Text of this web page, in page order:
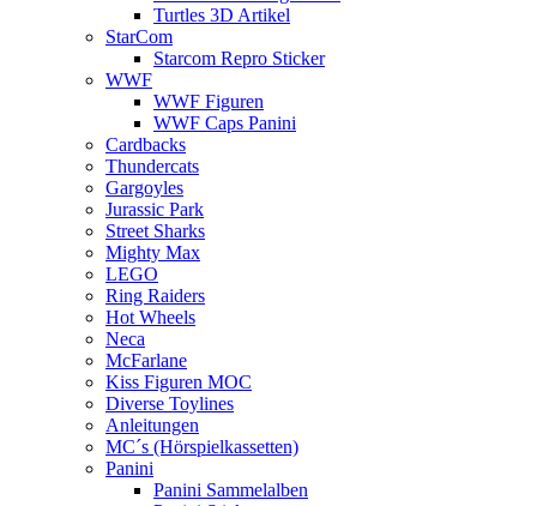
Turtles 3D Artikel
StarCom
Starcom Repro Sticker
WWF
WWF Figuren
WWF Caps Panini
Cardbacks
Thundercats
Gargoyles
Jurassic Park
Street Sharks
Mighty Max
LEGO
Ring Raiders
Hot Wheels
Neca
McFarlane
Kiss Figuren MOC
Diverse Toylines
Anleitungen
MC´s (Hörspielkassetten)
Panini
Panini Sammelalben